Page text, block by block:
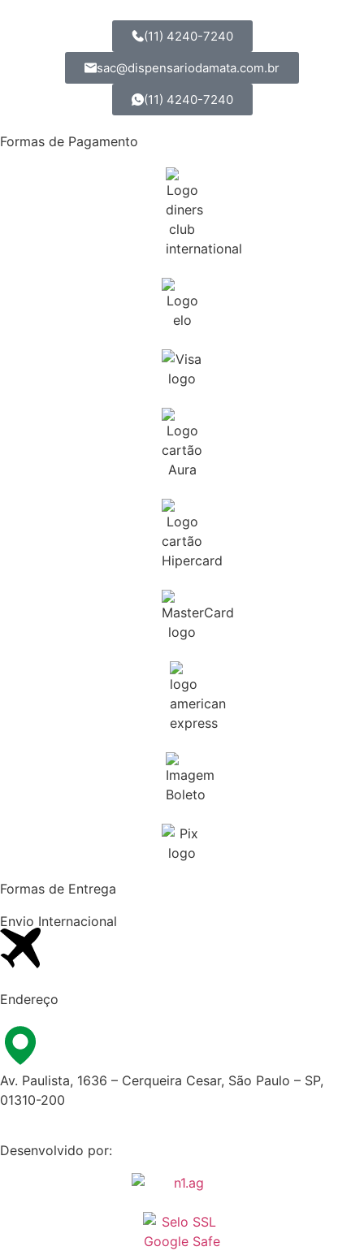
(11) 4240-7240
sac@dispensariodamata.com.br
(11) 4240-7240
Formas de Pagamento
Formas de Entrega
Envio Internacional​
Endereço
Av. Paulista, 1636 – Cerqueira Cesar, São Paulo – SP,
01310-200
Desenvolvido por: